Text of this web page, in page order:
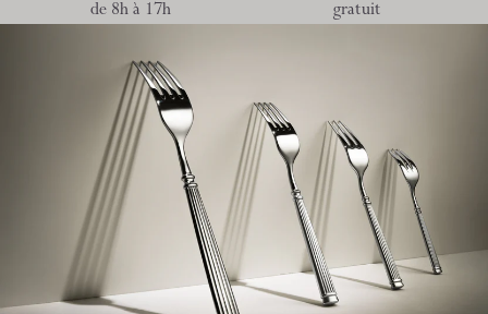
de 8h à 17h
gratuit